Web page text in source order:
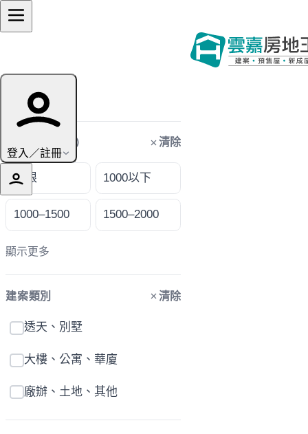
登入／註冊
篩選條件
購屋預算（萬） 清除
不限 1000以下
1000–1500 1500–2000
顯示更多
建案類別 清除
透天、別墅
大樓、公寓、華廈
廠辦、土地、其他